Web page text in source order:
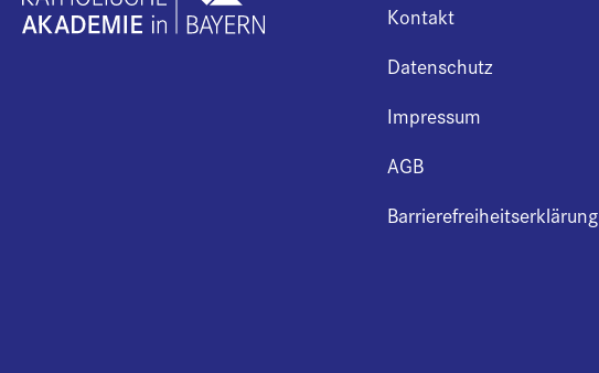
Kontakt
Datenschutz
Impressum
AGB
Barrierefreiheitserklärung